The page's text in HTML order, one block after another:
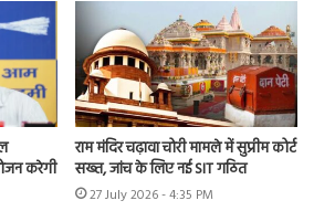
करेगी
राम मंदिर चढ़ावा चोरी मामले में सुप्रीम कोर्ट
सख्त, जांच के लिए नई SIT गठित
27 July 2026 - 4:35 PM